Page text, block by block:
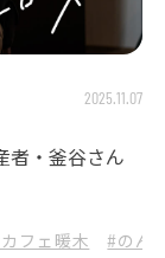
2025.11.07
者・釜谷さん
フェ暖木 #のんき